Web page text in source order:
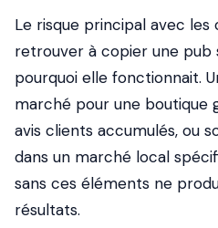
Le risque principal avec les
retrouver à copier une pub
pourquoi elle fonctionnait.
marché pour une boutique
avis clients accumulés, ou
dans un marché local
sans ces éléments ne
résultats.